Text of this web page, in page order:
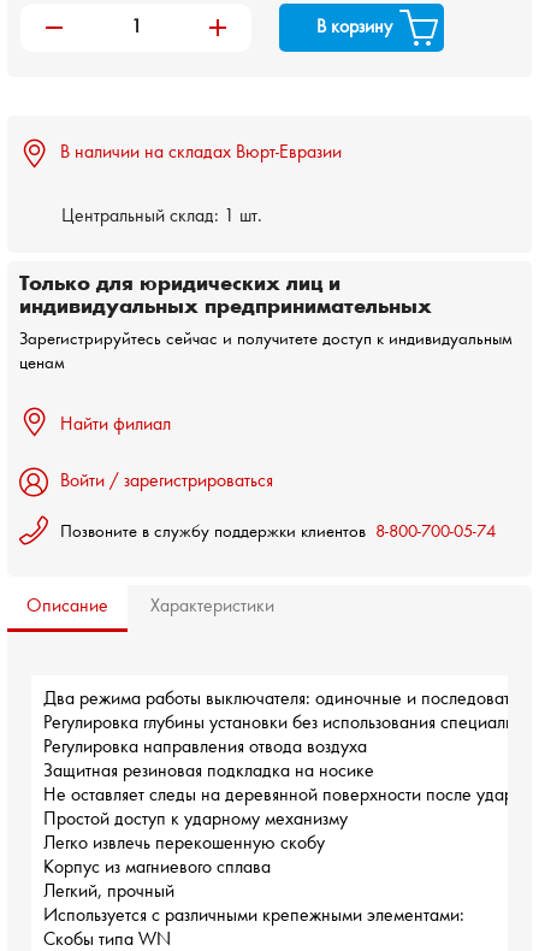
remove add В корзину
В наличии на складах Вюрт-Евразии
Центральный склад: 1 шт.
Только для юридических лиц и
индивидуальных предпринимательных
Зарегистрируйтесь сейчас и получитете доступ к индивидуальным
ценам
Найти филиал
Войти / зарегистрироваться
Позвоните в службу поддержки клиентов 8-800-700-05-74
Описание Характеристики
Два режима работы выключателя: одиночные и
Регулировка глубины установки без использования
Регулировка направления отвода воздуха
Защитная резиновая подкладка на носике
Не оставляет следы на деревянной поверхности после удара
Простой доступ к ударному механизму
Легко извлечь перекошенную скобу
Корпус из магниевого сплава
Легкий, прочный
Используется с различными крепежными элементами:
Скобы типа WN